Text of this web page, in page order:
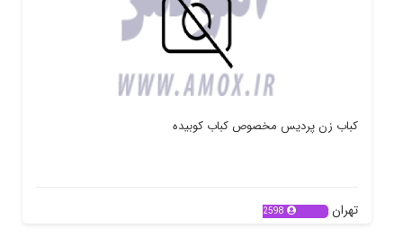
کباب زن پردیس مخصوص کباب کوبیده
تهران 2598